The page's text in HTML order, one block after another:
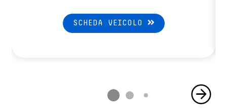
SCHEDA VEICOLO